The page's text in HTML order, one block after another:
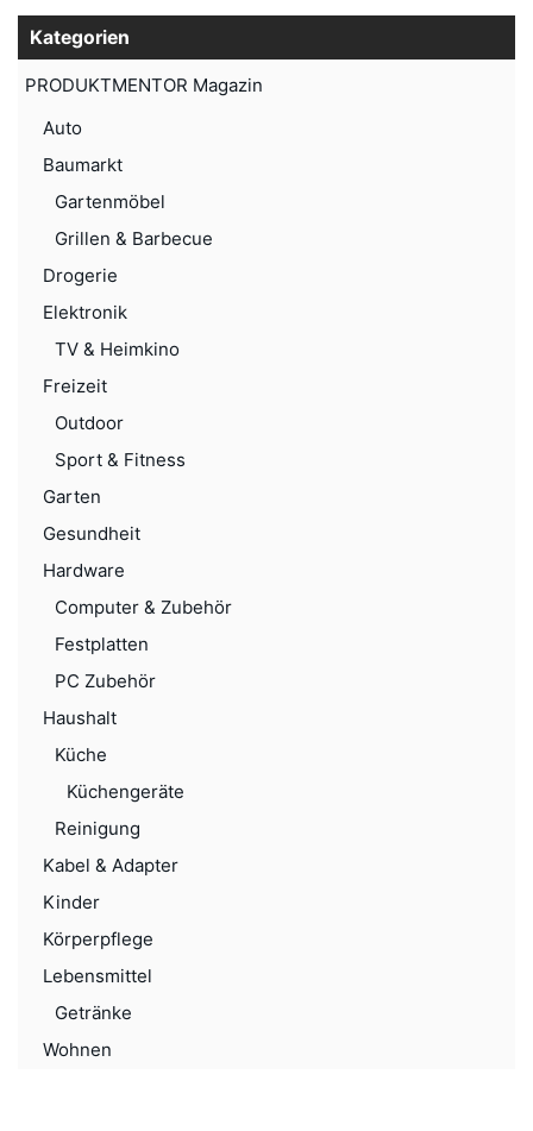
Kategorien
PRODUKTMENTOR Magazin
Auto
Baumarkt
Gartenmöbel
Grillen & Barbecue
Drogerie
Elektronik
TV & Heimkino
Freizeit
Outdoor
Sport & Fitness
Garten
Gesundheit
Hardware
Computer & Zubehör
Festplatten
PC Zubehör
Haushalt
Küche
Küchengeräte
Reinigung
Kabel & Adapter
Kinder
Körperpflege
Lebensmittel
Getränke
Wohnen